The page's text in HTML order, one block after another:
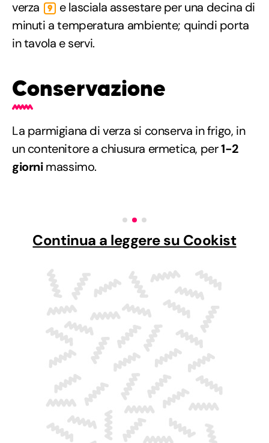
verza
9
e lasciala assestare per una decina di
minuti a temperatura ambiente; quindi porta
in tavola e servi.
Conservazione
La parmigiana di verza si conserva in frigo, in
un contenitore a chiusura ermetica, per1-2
giornimassimo.
Continua a leggere su Cookist